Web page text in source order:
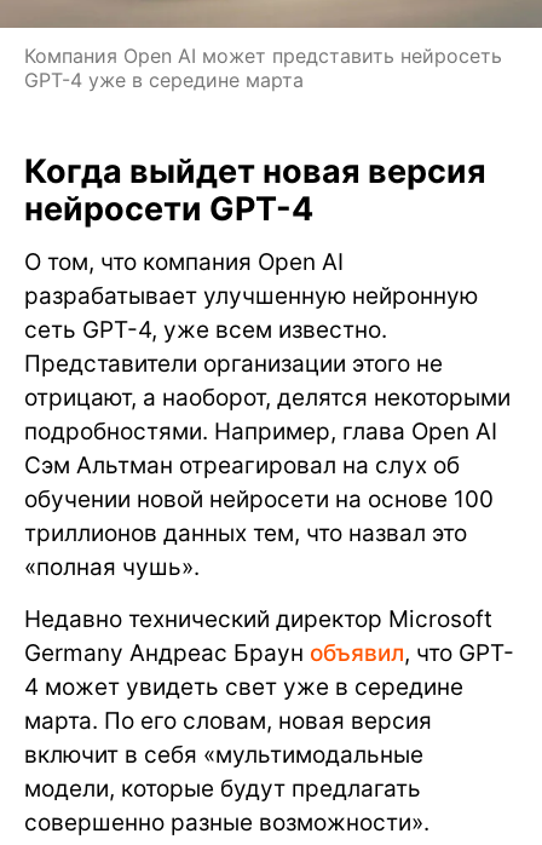
Компания Open AI может представить нейросеть
GPT-4 уже в середине марта
Когда выйдет новая версия
нейросети GPT-4
О том, что компания Open AI
разрабатывает улучшенную нейронную
сеть GPT-4, уже всем известно.
Представители организации этого не
отрицают, а наоборот, делятся некоторыми
подробностями. Например, глава Open AI
Сэм Альтман отреагировал на слух об
обучении новой нейросети на основе 100
триллионов данных тем, что назвал это
«полная чушь».
Недавно технический директор Microsoft
Germany Андреас Браун объявил, что GPT-
4 может увидеть свет уже в середине
марта. По его словам, новая версия
включит в себя «мультимодальные
модели, которые будут предлагать
совершенно разные возможности».